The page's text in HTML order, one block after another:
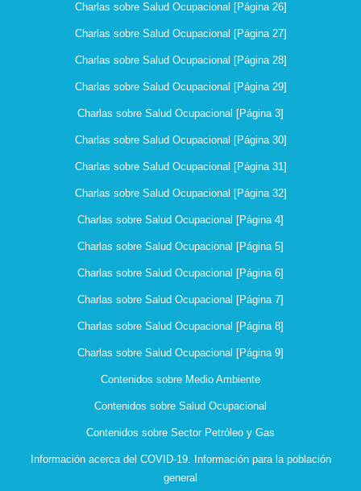
Charlas sobre Salud Ocupacional [Página 26]
Charlas sobre Salud Ocupacional [Página 27]
Charlas sobre Salud Ocupacional [Página 28]
Charlas sobre Salud Ocupacional [Página 29]
Charlas sobre Salud Ocupacional [Página 3]
Charlas sobre Salud Ocupacional [Página 30]
Charlas sobre Salud Ocupacional [Página 31]
Charlas sobre Salud Ocupacional [Página 32]
Charlas sobre Salud Ocupacional [Página 4]
Charlas sobre Salud Ocupacional [Página 5]
Charlas sobre Salud Ocupacional [Página 6]
Charlas sobre Salud Ocupacional [Página 7]
Charlas sobre Salud Ocupacional [Página 8]
Charlas sobre Salud Ocupacional [Página 9]
Contenidos sobre Medio Ambiente
Contenidos sobre Salud Ocupacional
Contenidos sobre Sector Petróleo y Gas
Información acerca del COVID-19. Información para la población
general